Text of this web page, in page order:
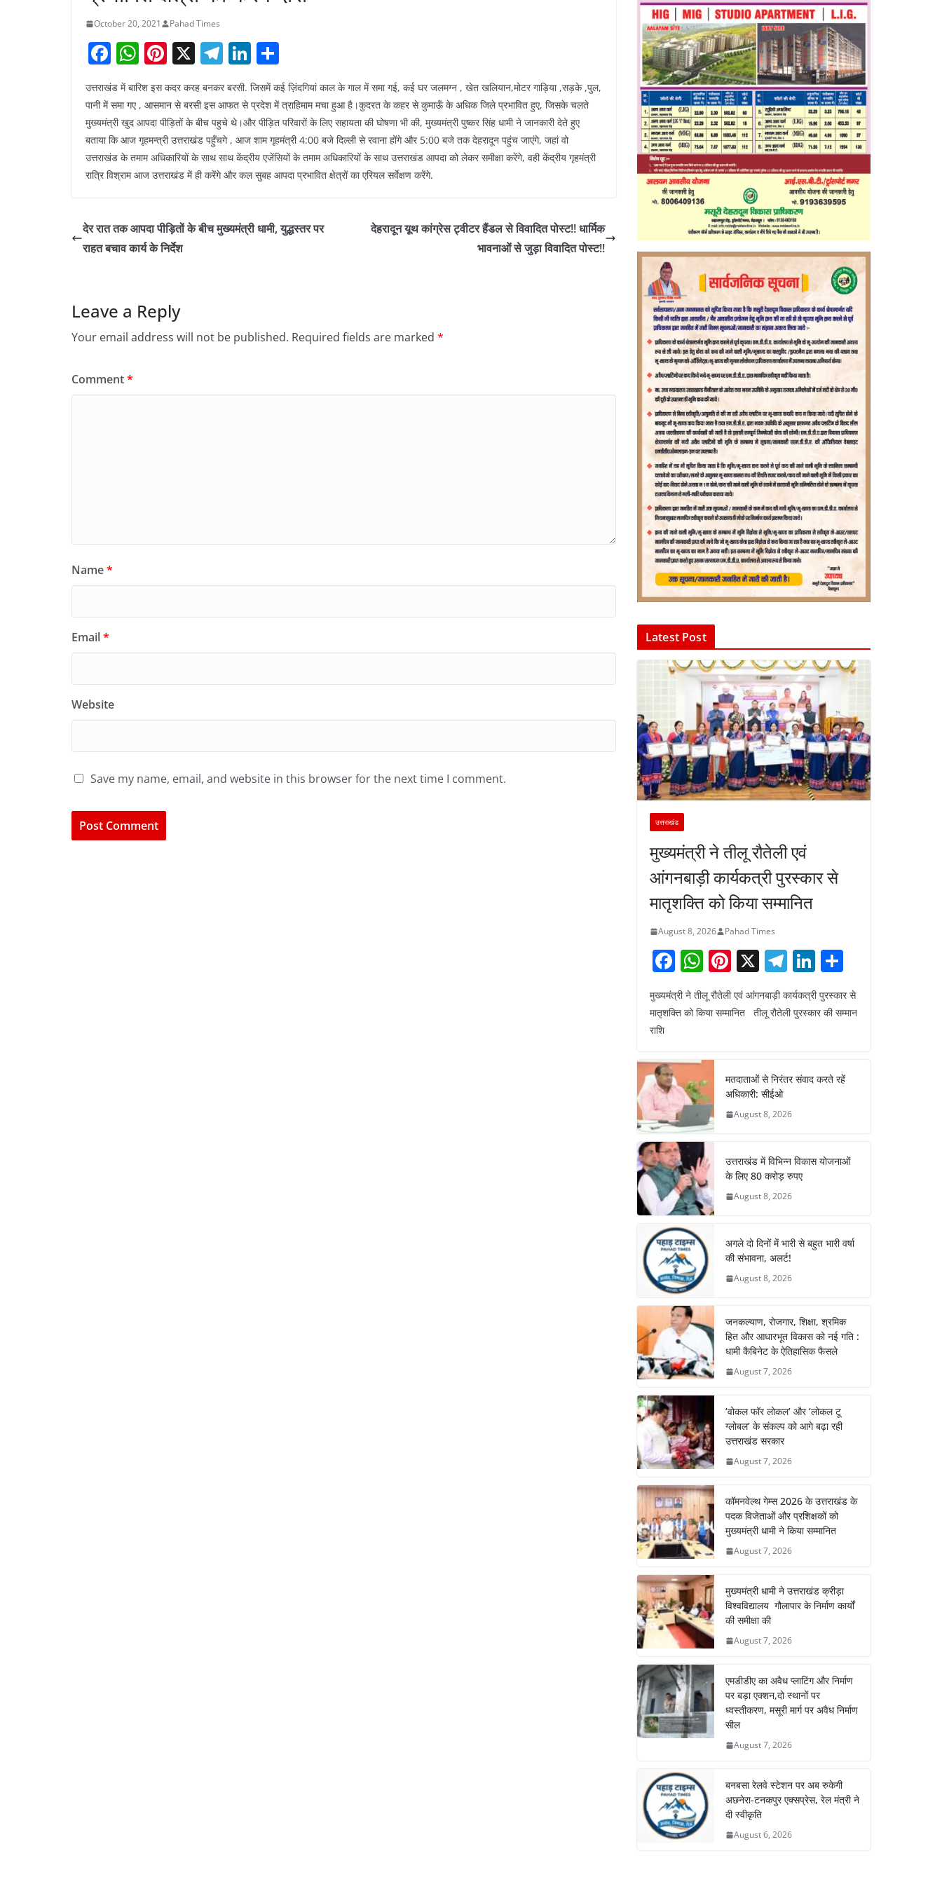
October 20, 2021 Pahad Times
F
a
c
e
b
o
o
W
h
at
s
A
p
p
Pi
er
e
st
X T
el
e
gr
a
m
Li
n
k
e
dI
n
h
ar
e
उत्तराखंड में बारिश इस कदर करह बनकर बरसी. जिसमें कई ज़िंदगियां काल के गाल में समा गई, कई घर जलमग्न , खेत खलियान,मोटर गाड़िया ,सड़के ,पुल,
पानी में समा गए , आसमान से बरसी इस आफत से प्रदेश में त्राहिमाम मचा हुआ है।कुदरत के कहर से कुमाऊँ के अधिक जिले प्रभावित हुए, जिसके चलते
मुख्यमंत्री खुद आपदा पीड़ितों के बीच पहुचे थे।और पीड़ित परिवारों के लिए सहायता की घोषणा भी की, मुख्यमंत्री पुष्कर सिंह धामी ने जानकारी देते हुए
बताया कि आज गृहमन्त्री उत्तराखंड पहुँचगे , आज शाम गृहमंत्री 4:00 बजे दिल्ली से रवाना होंगे और 5:00 बजे तक देहरादून पहुंच जाएंगे, जहां वो
उत्तराखंड के तमाम अधिकारियों के साथ साथ केंद्रीय एजेंसियों के तमाम अधिकारियों के साथ उत्तराखंड आपदा को लेकर समीक्षा करेंगे, वही केंद्रीय गृहमंत्री
रात्रि विश्राम आज उत्तराखंड में ही करेंगे और कल सुबह आपदा प्रभावित क्षेत्रों का एरियल सर्वेक्षण करेंगे.
देर रात तक आपदा पीड़ितों के बीच मुख्यमंत्री धामी, युद्धस्तर पर
राहत बचाव कार्य के निर्देश
देहरादून यूथ कांग्रेस ट्वीटर हैंडल से विवादित पोस्ट!! धार्मिक
भावनाओं से जुड़ा विवादित पोस्ट!!
Leave a Reply
Your email address will not be published. Required fields are marked *
Comment*
Name*
Email*
Website
Save my name, email, and website in this browser for the next time I comment.
Latest Post
उत्तराखंड
मुख्यमंत्री ने तीलू रौतेली एवं
आंगनबाड़ी कार्यकत्री पुरस्कार से
मातृशक्ति को किया सम्मानित
August 8, 2026 Pahad Times
F
a
c
o
o
k
W
h
at
p
p
Pi
nt
er
X T
el
e
gr
m
Li
n
k
n
h
ar
मुख्यमंत्री ने तीलू रौतेली एवं आंगनबाड़ी कार्यकत्री पुरस्कार से
मातृशक्ति को किया सम्मानित तीलू रौतेली पुरस्कार की सम्मान
राशि
मतदाताओं से निरंतर संवाद करते रहें
अधिकारी: सीईओ
August 8, 2026
उत्तराखंड में विभिन्न विकास योजनाओं
के लिए 80 करोड़ रुपए
August 8, 2026
अगले दो दिनों में भारी से बहुत भारी वर्षा
की संभावना, अलर्ट!
August 8, 2026
जनकल्याण, रोजगार, शिक्षा, श्रमिक
हित और आधारभूत विकास को नई गति :
धामी कैबिनेट के ऐतिहासिक फैसले
August 7, 2026
‘वोकल फॉर लोकल’ और ‘लोकल टू
ग्लोबल’ के संकल्प को आगे बढ़ा रही
उत्तराखंड सरकार
August 7, 2026
कॉमनवेल्थ गेम्स 2026 के उत्तराखंड के
पदक विजेताओं और प्रशिक्षकों को
मुख्यमंत्री धामी ने किया सम्मानित
August 7, 2026
मुख्यमंत्री धामी ने उत्तराखंड क्रीड़ा
विश्वविद्यालय गौलापार के निर्माण कार्यों
की समीक्षा की
August 7, 2026
एमडीडीए का अवैध प्लाटिंग और निर्माण
पर बड़ा एक्शन,दो स्थानों पर
ध्वस्तीकरण, मसूरी मार्ग पर अवैध निर्माण
सील
August 7, 2026
बनबसा रेलवे स्टेशन पर अब रुकेगी
अछनेरा-टनकपुर एक्सप्रेस, रेल मंत्री ने
दी स्वीकृति
August 6, 2026